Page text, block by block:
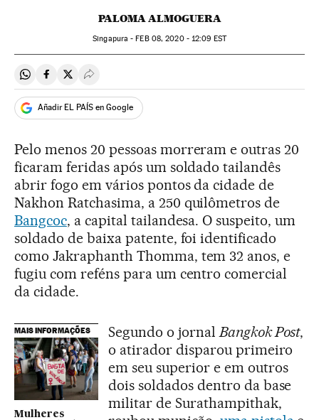
PALOMA ALMOGUERA
Singapura -FEB08, 2020 - 12:09 EST
Compartir en Whatsapp
Compartir en Facebook
Compartir en Twitter
Desplegar Redes Sociales
Añadir EL PAÍS en Google
Pelo menos 20 pessoas morreram e outras 20
ficaram feridas após um soldado tailandês
abrir fogo em vários pontos da cidade de
Nakhon Ratchasima, a 250 quilômetros de
Bangcoc, a capital tailandesa. O suspeito, um
soldado de baixa patente, foi identificado
como Jakraphanth Thomma, tem 32 anos, e
fugiu com reféns para um centro comercial
da cidade.
MAIS INFORMAÇÕES
Mulheres
Segundo o jornal Bangkok Post,
o atirador disparou primeiro
em seu superior e em outros
dois soldados dentro da base
militar de Surathampithak,